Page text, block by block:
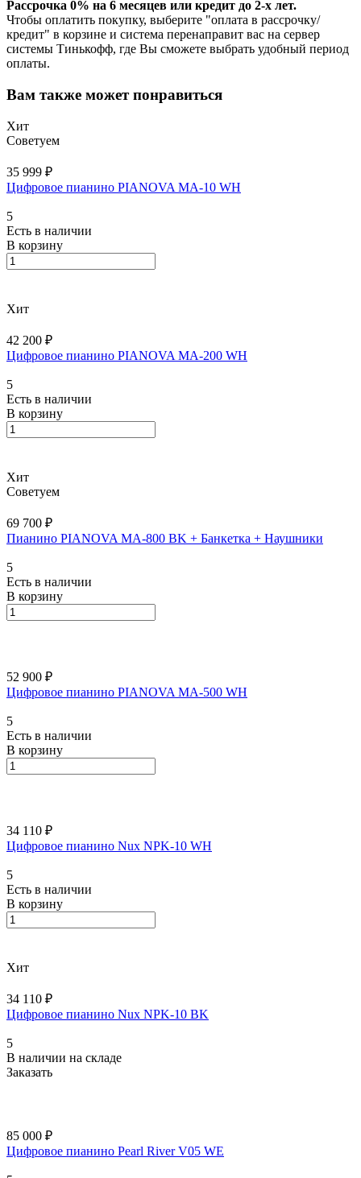
Рассрочка 0% на 6 месяцев или кредит до 2-х лет.
Чтобы оплатить покупку, выберите "оплата в рассрочку/
кредит" в корзине и система перенаправит вас на сервер
системы Тинькофф, где Вы сможете выбрать удобный период
оплаты.
Вам также может понравиться
Хит
Советуем
35 999 ₽
Цифровое пианино PIANOVA MA-10 WH
5
Есть в наличии
В корзину
Хит
42 200 ₽
Цифровое пианино PIANOVA MA-200 WH
5
Есть в наличии
В корзину
Хит
Советуем
69 700 ₽
Пианино PIANOVA MA-800 BK + Банкетка + Наушники
5
Есть в наличии
В корзину
52 900 ₽
Цифровое пианино PIANOVA MA-500 WH
5
Есть в наличии
В корзину
34 110 ₽
Цифровое пианино Nux NPK-10 WH
5
Есть в наличии
В корзину
Хит
34 110 ₽
Цифровое пианино Nux NPK-10 BK
5
В наличии на складе
Заказать
85 000 ₽
Цифровое пианино Pearl River V05 WE